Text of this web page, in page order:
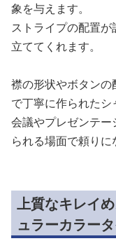
象を与えます。
ストライプの配置
立ててくれます。
襟の形状やボタンの
で丁寧に作られたシ
会議やプレゼンテ
られる場面で頼りに
上質なキレイ
ュラーカラー